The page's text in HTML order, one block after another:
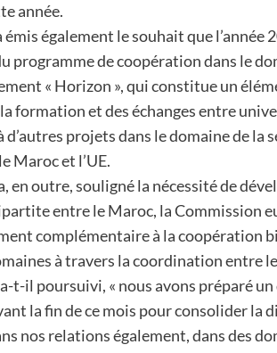
année.
également le souhait que l’année
programme de coopération dans le
« Horizon », qui constitue un
formation et des échanges entre
d’autres projets dans le domaine de la
Maroc et l’UE.
en outre, souligné la nécessité de
entre le Maroc, la Commission
complémentaire à la coopération
à travers la coordination entre
t-il poursuivi, « nous avons préparé
la fin de ce mois pour consolider la
nos relations également, dans des